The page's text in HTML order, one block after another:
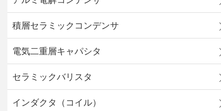
積層セラミックコンデンサ
電気二重層キャパシタ
セラミックバリスタ
インダクタ（コイル）